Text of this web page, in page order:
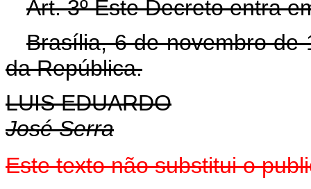
Art. 3º Este Decreto entra
Brasília, 6 de novembro de
da República.
LUIS EDUARDO
José Serra
Este texto não substitui o